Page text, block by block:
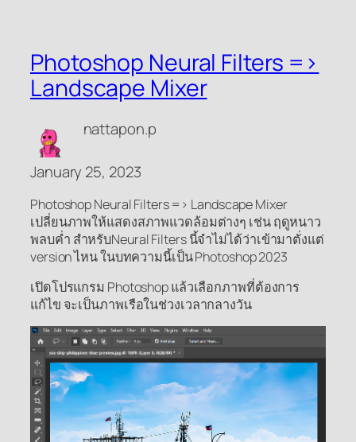
Photoshop Neural Filters =>
Landscape Mixer
nattapon.p
January 25, 2023
Photoshop Neural Filters => Landscape Mixer
เปลี่ยนภาพให้แสดงสภาพแวดล้อมต่างๆ เช่น ฤดูหนาว
พลบค่ำ สำหรับNeural Filters นี้จำไม่ได้ว่าเข้ามาตั่งแต่
version ไหน ในบทความนี้เป็น Photoshop 2023
เปิดโปรแกรม Photoshop แล้วเลือกภาพที่ต้องการ
แก้ไข จะเป็นภาพเรือในช่วงเวลากลางวัน